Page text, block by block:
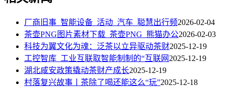
厂商旧事_智能设备_活动_汽车_聪慧出行频2026-02-04
茶壶PNG图片素材下载_茶壶PNG_熊猫办公2026-02-03
科技为翼文化为魂：泛茶以立异驱动茶财2025-12-19
工控智库_工业互联取智能制制的“互联网 2025-12-19
湖北咸安政策撬动茶财产成长2025-12-19
村落复兴故事丨茶除了喝还能这么“玩”2025-12-18